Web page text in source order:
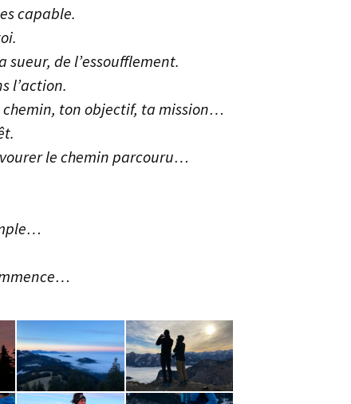
capable.
de l’essoufflement.
l’action.
chemin, ton objectif, ta mission…
le chemin parcouru…